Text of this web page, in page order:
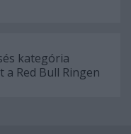
kategória
a Red Bull Ringen